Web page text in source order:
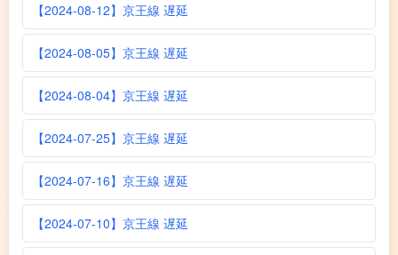
【2024-08-12】京王線 遅延
【2024-08-05】京王線 遅延
【2024-08-04】京王線 遅延
【2024-07-25】京王線 遅延
【2024-07-16】京王線 遅延
【2024-07-10】京王線 遅延